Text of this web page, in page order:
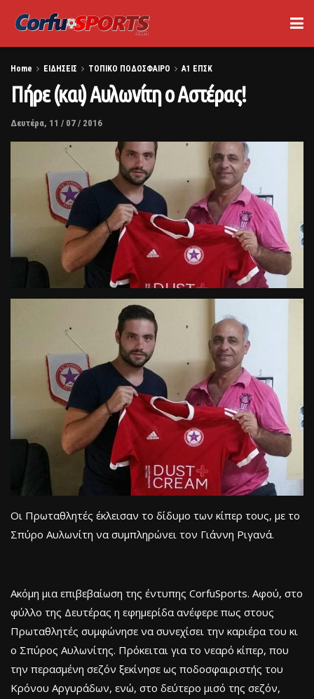
Home ΕΙΔΗΣΕΙΣ ΤΟΠΙΚΟ ΠΟΔΟΣΦΑΙΡΟ Α1 ΕΠΣΚ
Πήρε (και) Αυλωνίτη ο Αστέρας!
Δευτέρα, 11 / 07 / 2016
Οι Πρωταθλητές έκλεισαν το δίδυμο των κίπερ τους, με το
Σπύρο Αυλωνίτη να συμπληρώνει τον Γιάννη Ριγανά.
Ακόμη μια επιβεβαίωση της έντυπης CorfuSports. Αφού, στο
φύλλο της Δευτέρας η εφημερίδα ανέφερε πως στους
Πρωταθλητές συμφώνησε να συνεχίσει την καριέρα του κι
ο Σπύρος Αυλωνίτης. Πρόκειται για το νεαρό κίπερ, που
την περασμένη σεζόν ξεκίνησε ως ποδοσφαιριστής του
Κρόνου Αργυράδων, ενώ, στο δεύτερο μισό της σεζόν,